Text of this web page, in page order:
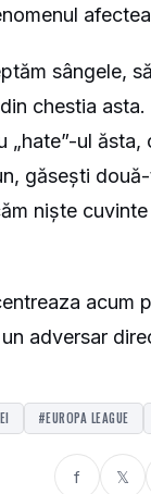
sângele,
chestia
„hate”-ul
găsești
niște
acum
adversar
#EUROPA LEAGUE
f 𝕏